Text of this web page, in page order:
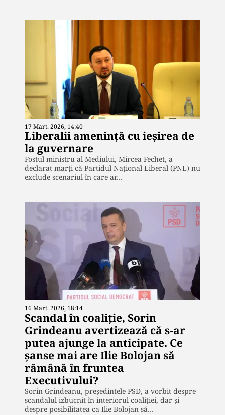
17 Mart. 2026, 14:40
Liberalii amenință cu ieșirea de
la guvernare
Fostul ministru al Mediului, Mircea Fechet, a
declarat marți că Partidul Național Liberal (PNL) nu
exclude scenariul în care ar…
16 Mart. 2026, 18:14
Scandal în coaliție, Sorin
Grindeanu avertizează că s-ar
putea ajunge la anticipate. Ce
șanse mai are Ilie Bolojan să
rămână în fruntea
Executivului?
Sorin Grindeanu, președintele PSD, a vorbit despre
scandalul izbucnit în interiorul coaliției, dar și
despre posibilitatea ca Ilie Bolojan să…